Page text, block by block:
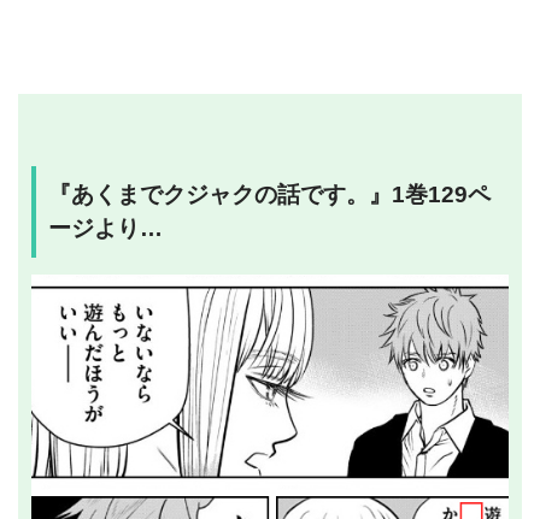
『あくまでクジャクの話です。』1巻129ペ
ージより…